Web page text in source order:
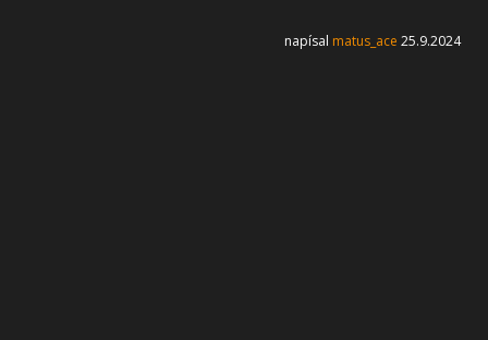
napísal matus_ace 25.9.2024